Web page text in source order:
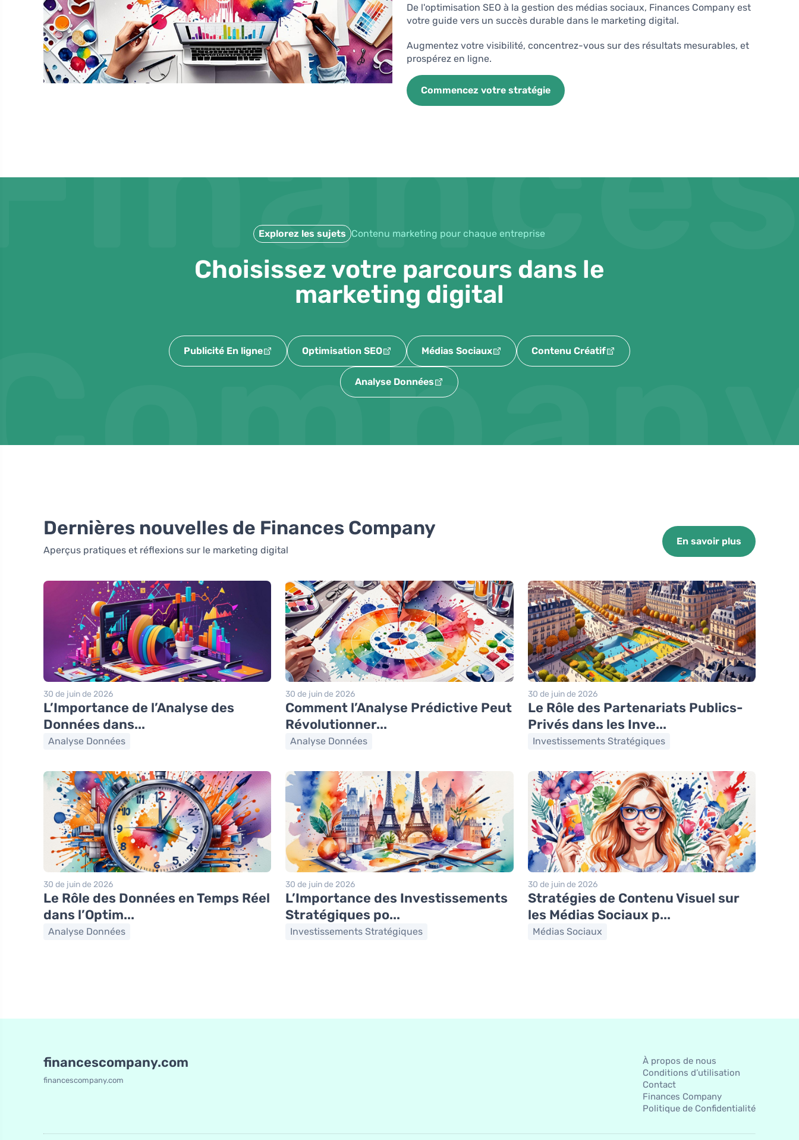
De l'optimisation SEO à la gestion des médias sociaux, Finances Company est
votre guide vers un succès durable dans le marketing digital.
Augmentez votre visibilité, concentrez-vous sur des résultats mesurables, et
prospérez en ligne.
Commencez votre stratégie
Explorez les sujets Contenu marketing pour chaque entreprise
Choisissez votre parcours dans le
marketing digital
Publicité En ligne Optimisation SEO Médias Sociaux Contenu Créatif
Analyse Données
Dernières nouvelles de Finances Company
Aperçus pratiques et réflexions sur le marketing digital
En savoir plus
30 de juin de 2026
L’Importance de l’Analyse des
Données dans...
Analyse Données
30 de juin de 2026
Comment l’Analyse Prédictive Peut
Révolutionner...
Analyse Données
30 de juin de 2026
Le Rôle des Partenariats Publics-
Privés dans les Inve...
Investissements Stratégiques
30 de juin de 2026
Le Rôle des Données en Temps Réel
dans l’Optim...
Analyse Données
30 de juin de 2026
L’Importance des Investissements
Stratégiques po...
Investissements Stratégiques
30 de juin de 2026
Stratégies de Contenu Visuel sur
les Médias Sociaux p...
Médias Sociaux
financescompany.com
financescompany.com
À propos de nous
Conditions d’utilisation
Contact
Finances Company
Politique de Confidentialité